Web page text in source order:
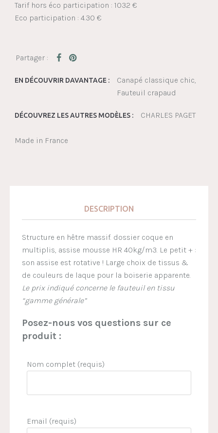
Tarif hors éco participation : 1032 €
Eco participation : 4.30 €
EN DÉCOUVRIR DAVANTAGE :
Canapé classique chic
Fauteuil crapaud
DÉCOUVREZ LES AUTRES MODÈLES : CHARLES PAGET
Made in France
DESCRIPTION
Structure en hêtre massif. dossier coque en
multiplis, assise mousse HR 40kg/m3. Le petit + :
son assise est rotative ! Large choix de tissus &
de couleurs de laque pour la boiserie apparente.
Le prix indiqué concerne le fauteuil en tissu
“gamme générale”
Posez-nous vos questions sur ce
produit :
Nom complet (requis)
Email (requis)